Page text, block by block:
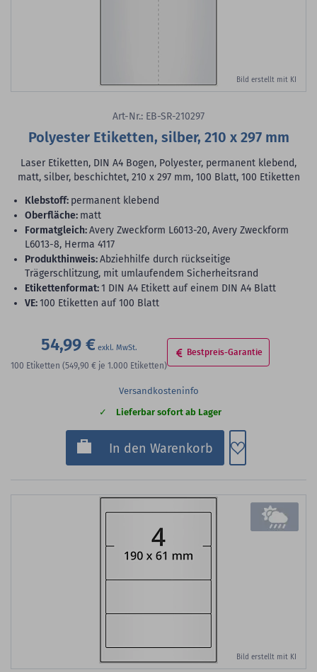
Bild erstellt mit KI
Art-Nr.: EB-SR-210297
Polyester Etiketten, silber, 210 x 297 mm
Laser Etiketten, DIN A4 Bogen, Polyester, permanent klebend,
matt, silber, beschichtet, 210 x 297 mm, 100 Blatt, 100 Etiketten
Klebstoff: permanent klebend
Oberfläche: matt
Formatgleich:Avery Zweckform L6013-20, Avery Zweckform
L6013-8, Herma 4117
Produkthinweis:Abziehhilfe durch rückseitige
Trägerschlitzung, mit umlaufendem Sicherheitsrand
Etikettenformat:1 DIN A4 Etikett auf einem DIN A4 Blatt
VE:100 Etiketten auf 100 Blatt
54,99 €
100 Etiketten (549,90 € je 1.000 Etiketten)
Bestpreis-Garantie
Versandkosteninfo
Lieferbar sofort ab Lager
In den Warenkorb Zum
Bild erstellt mit KI